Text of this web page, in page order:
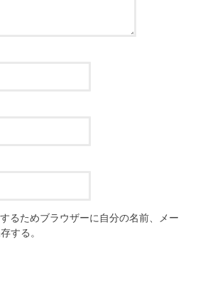
るためブラウザーに自分の名前、メー
する。